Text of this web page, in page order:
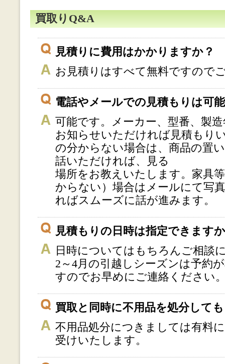
買取りQ&A
見積りに費用はかかりますか？
お見積りはすべて無料ですので
電話やメールでの見積もりは可
可能です。メーカー、型番、製
お知らせいただければ見積もり
の分からない場合は、商品の置
話いただければ、見る
場所をお教えいたします。家具
からない）場合はメールにて写
ればスムーズに話が進みます。
見積もりの日時は指定できます
日時についてはもちろんご相談
2～4月の引越しシーズンは予約
すのでお早めにご連絡ください
買取と同時に不用品を処分して
不用品処分につきましては有料
受けいたします。